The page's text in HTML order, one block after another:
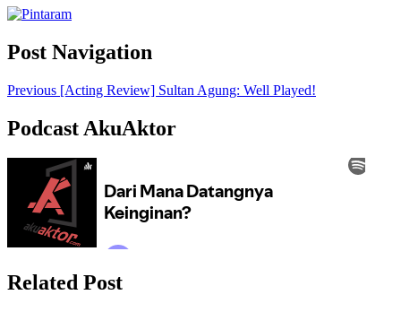
Post Navigation
Previous [Acting Review] Sultan Agung: Well Played!
Podcast AkuAktor
Related Post